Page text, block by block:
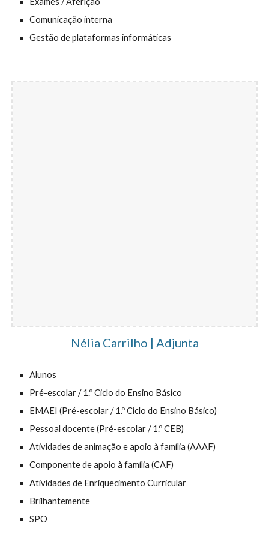
Comunicação interna
Gestão de plataformas informáticas
Nélia Carrilho | Adjunta
Alunos
Pré-escolar / 1.º Ciclo do Ensino Básico
EMAEI (Pré-escolar / 1.º Ciclo do Ensino Básico)
Pessoal docente (Pré-escolar / 1.º CEB)
Atividades de animação e apoio à família (AAAF)
Componente de apoio à família (CAF)
Atividades de Enriquecimento Curricular
Brilhantemente
SPO